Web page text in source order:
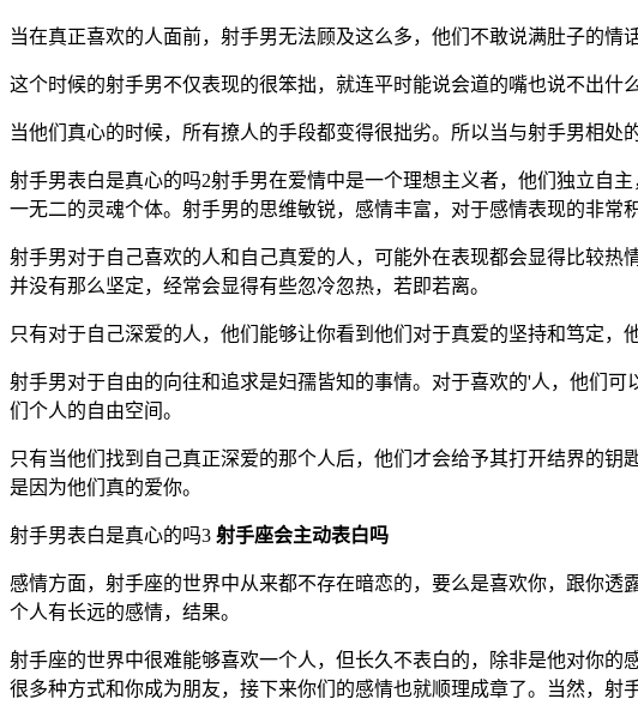
当在真正喜欢的人面前，射手男无法顾及这么多，他们不敢说满肚子的
这个时候的射手男不仅表现的很笨拙，就连平时能说会道的嘴也说不出什
当他们真心的时候，所有撩人的手段都变得很拙劣。所以当与射手男相处
射手男表白是真心的吗2射手男在爱情中是一个理想主义者，他们独立自
一无二的灵魂个体。射手男的思维敏锐，感情丰富，对于感情表现的非常
射手男对于自己喜欢的人和自己真爱的人，可能外在表现都会显得比较
并没有那么坚定，经常会显得有些忽冷忽热，若即若离。
只有对于自己深爱的人，他们能够让你看到他们对于真爱的坚持和笃定
射手男对于自由的向往和追求是妇孺皆知的事情。对于喜欢的'人，他们
们个人的自由空间。
只有当他们找到自己真正深爱的那个人后，他们才会给予其打开结界的
是因为他们真的爱你。
射手男表白是真心的吗3 射手座会主动表白吗
感情方面，射手座的世界中从来都不存在暗恋的，要么是喜欢你，跟你
个人有长远的感情，结果。
射手座的世界中很难能够喜欢一个人，但长久不表白的，除非是他对你
很多种方式和你成为朋友，接下来你们的感情也就顺理成章了。当然，射